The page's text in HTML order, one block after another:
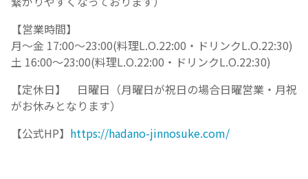
【営業時間】
月～金 17:00～23:00(料理L.O.22:00・ドリンクL.O.22:30)
土 16:00～23:00(料理L.O.22:00・ドリンクL.O.22:30)
【定休日】 日曜日（月曜日が祝日の場合日曜営業・月祝
がお休みとなります）
【公式HP】 https://hadano-jinnosuke.com/⁡⁡⁡